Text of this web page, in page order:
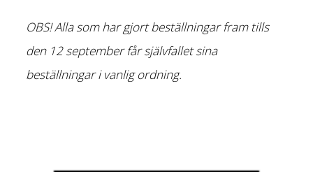
OBS! Alla som har gjort beställningar fram tills
den 12 september får självfallet sina
beställningar i vanlig ordning.